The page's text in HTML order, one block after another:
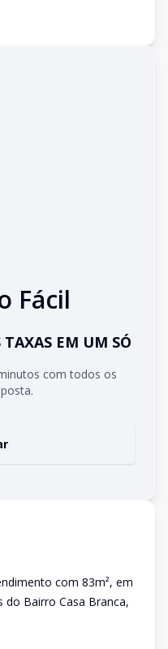
Fácil
EM UM SÓ
com todos os
com 83m², em
do Bairro Casa Branca,